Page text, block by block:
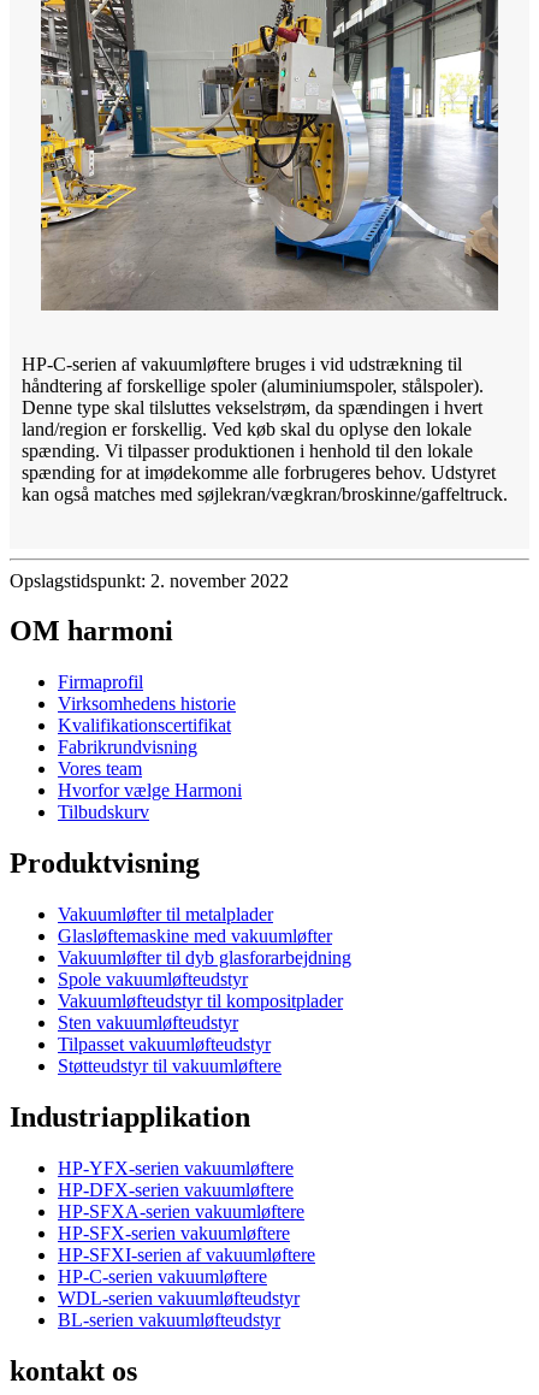
HP-C-serien af ​​vakuumløftere bruges i vid udstrækning til
håndtering af forskellige spoler (aluminiumspoler, stålspoler).
Denne type skal tilsluttes vekselstrøm, da spændingen i hvert
land/region er forskellig. Ved køb skal du oplyse den lokale
spænding. Vi tilpasser produktionen i henhold til den lokale
spænding for at imødekomme alle forbrugeres behov. Udstyret
kan også matches med søjlekran/vægkran/broskinne/gaffeltruck.
Opslagstidspunkt: 2. november 2022
OM harmoni
Firmaprofil
Virksomhedens historie
Kvalifikationscertifikat
Fabrikrundvisning
Vores team
Hvorfor vælge Harmoni
Tilbudskurv
Produktvisning
Vakuumløfter til metalplader
Glasløftemaskine med vakuumløfter
Vakuumløfter til dyb glasforarbejdning
Spole vakuumløfteudstyr
Vakuumløfteudstyr til kompositplader
Sten vakuumløfteudstyr
Tilpasset vakuumløfteudstyr
Støtteudstyr til vakuumløftere
Industriapplikation
HP-YFX-serien vakuumløftere
HP-DFX-serien vakuumløftere
HP-SFXA-serien vakuumløftere
HP-SFX-serien vakuumløftere
HP-SFXI-serien af ​​vakuumløftere
HP-C-serien vakuumløftere
WDL-serien vakuumløfteudstyr
BL-serien vakuumløfteudstyr
kontakt os